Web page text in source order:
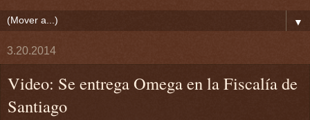
▼
3.20.2014
Video: Se entrega Omega en la Fiscalía de
Santiago